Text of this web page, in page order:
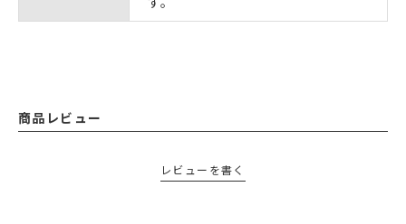
商品レビュー
レビューを書く